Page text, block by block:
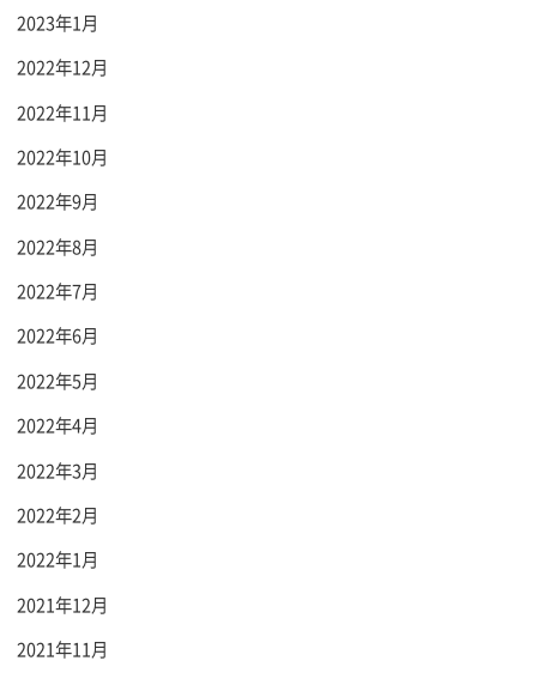
2023年1月
2022年12月
2022年11月
2022年10月
2022年9月
2022年8月
2022年7月
2022年6月
2022年5月
2022年4月
2022年3月
2022年2月
2022年1月
2021年12月
2021年11月